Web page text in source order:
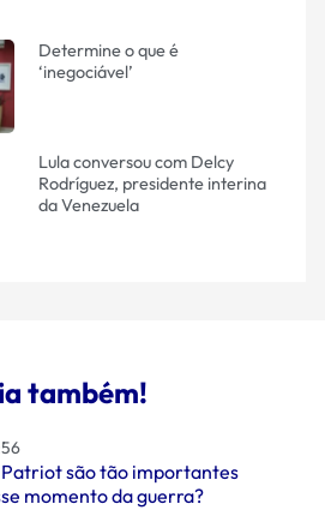
Determine o que é
‘inegociável’
Lula conversou com Delcy
Rodríguez, presidente interina
da Venezuela
também!
Patriot são tão importantes
momento da guerra?